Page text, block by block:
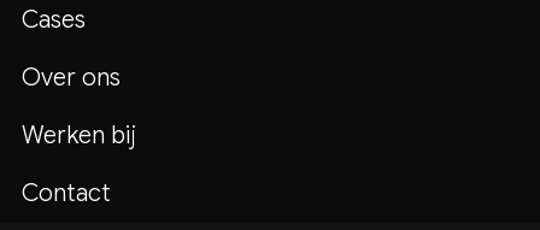
Cases
Over ons
Werken bij
Contact